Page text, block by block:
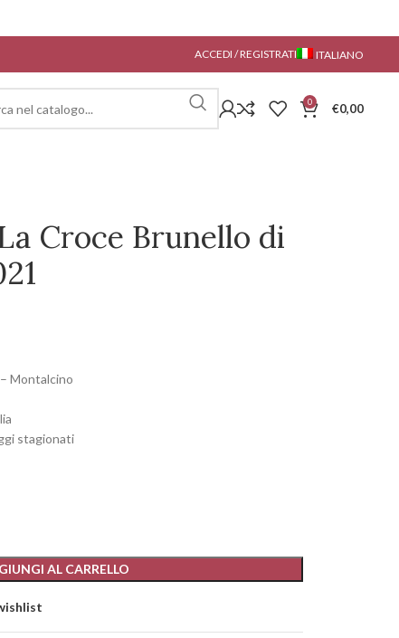
ACCEDI / REGISTRATI ITALIANO
0 €0,00
Croce Brunello di
Montalcino
stagionati
AL CARRELLO